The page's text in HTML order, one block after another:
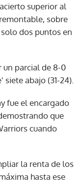
superior al
sobre
dos puntos en
un parcial de 8-0
abajo (31-24).
fue el encargado
que
cuando
la renta de los
hasta ese